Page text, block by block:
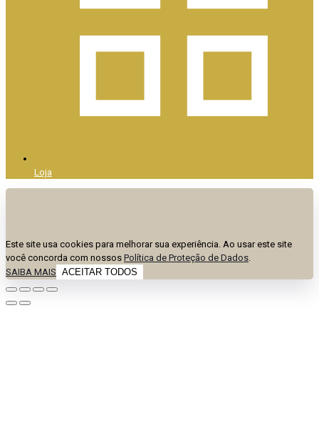
Loja
Este site usa cookies para melhorar sua experiência. Ao usar este site
você concorda com nossos Política de Proteção de Dados
SAIBA MAIS ACEITAR TODOS